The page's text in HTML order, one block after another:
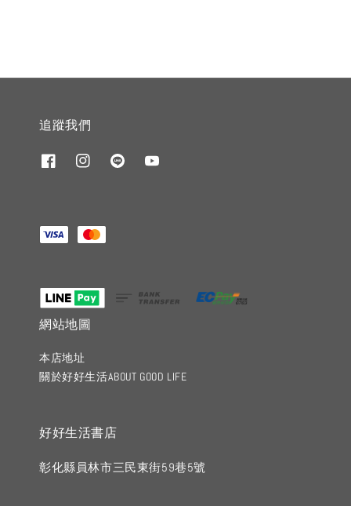
追蹤我們
網站地圖
本店地址
關於好好生活ABOUT GOOD LIFE
好好生活書店
彰化縣員林市三民東街59巷5號